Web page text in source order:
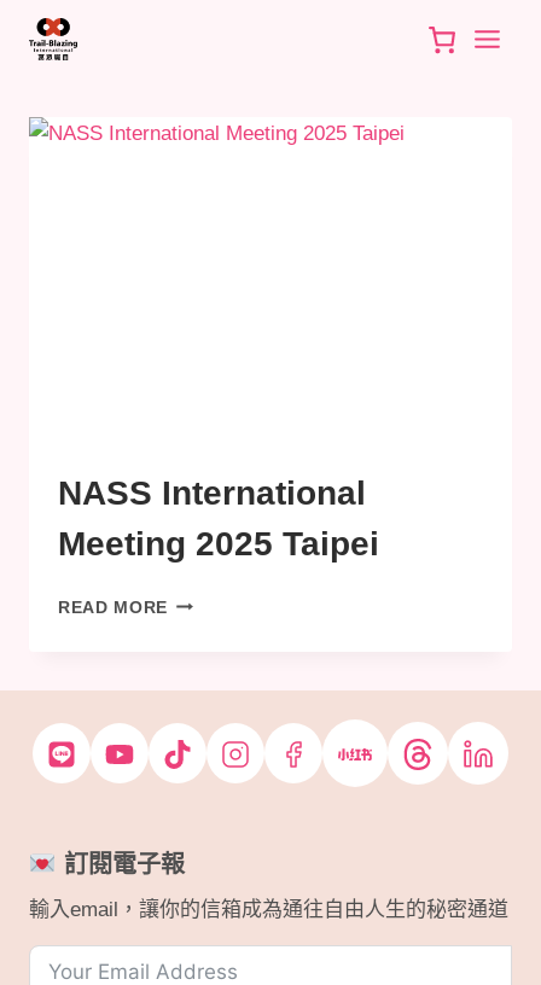
NASS International
Meeting 2025 Taipei
READ MORE NASS
訂閱電子報
輸入email，讓你的信箱成為通往自由人生的秘密通道